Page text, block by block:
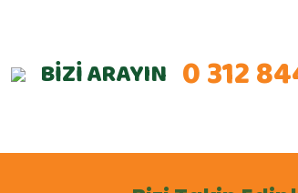
BİZİ ARAYIN 0 312